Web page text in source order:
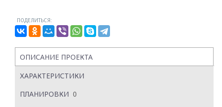
ПОДЕЛИТЬСЯ:
ОПИСАНИЕ ПРОЕКТА
ХАРАКТЕРИСТИКИ
ПЛАНИРОВКИ 0